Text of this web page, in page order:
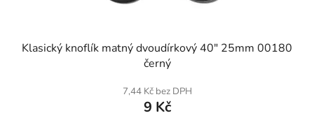
Klasický knoflík matný dvoudírkový 40" 25mm 00180
černý
7,44 Kč bez DPH
9 Kč